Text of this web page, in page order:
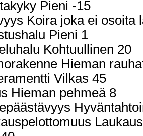
Pieni -15
Koira joka ei
Pieni 1
Kohtuullinen 20
Hieman
Vilkas 45
Hieman pehmeä 8